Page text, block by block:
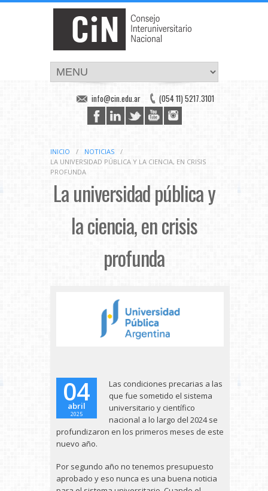
(054 11) 5217.3101
info@cin.edu.ar
INICIO / NOTICIAS
/
LA UNIVERSIDAD PÚBLICA Y LA CIENCIA, EN CRISIS
PROFUNDA
La universidad pública y
la ciencia, en crisis
profunda
04
abril
2025
Las condiciones precarias a las
que fue sometido el sistema
universitario y científico
nacional a lo largo del 2024 se
profundizaron en los primeros meses de este
nuevo año.
Por segundo año no tenemos presupuesto
aprobado y eso nunca es una buena noticia